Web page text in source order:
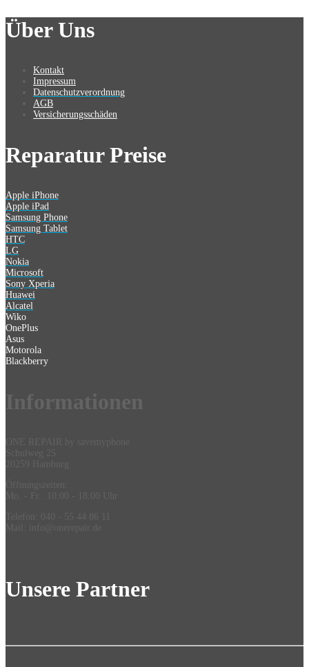
Über Uns
Kontakt
Impressum
Datenschutzverordnung
AGB
Versicherungsschäden
Reparatur Preise
Apple iPhone
Apple iPad
Samsung Phone
Samsung Tablet
HTC
LG
Nokia
Microsoft
Sony Xperia
Huawei
Alcatel
Wiko
OnePlus
Asus
Motorola
Blackberry
Information
ONE REPAIR by savemyphone
Schulweg 25
Unsere Partner